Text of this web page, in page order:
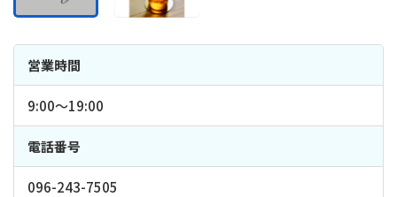
営業時間
9:00〜19:00
電話番号
096-243-7505